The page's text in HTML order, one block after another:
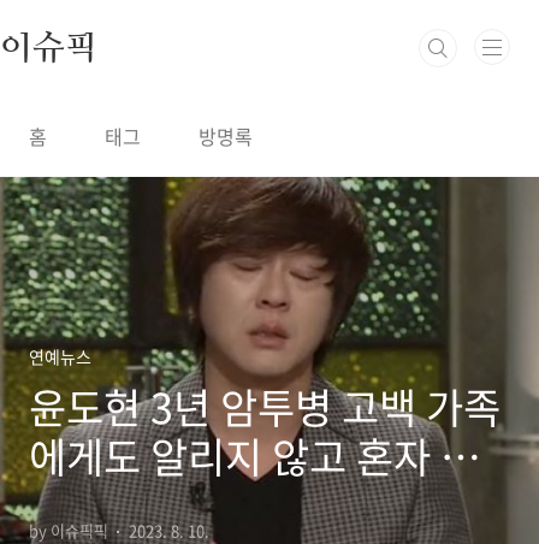
이슈픽
홈 태그 방명록
연예뉴스
윤도현 3년 암투병 고백 가족
에게도 알리지 않고 혼자 버
텼다
by 이슈픽픽 2023. 8. 10.